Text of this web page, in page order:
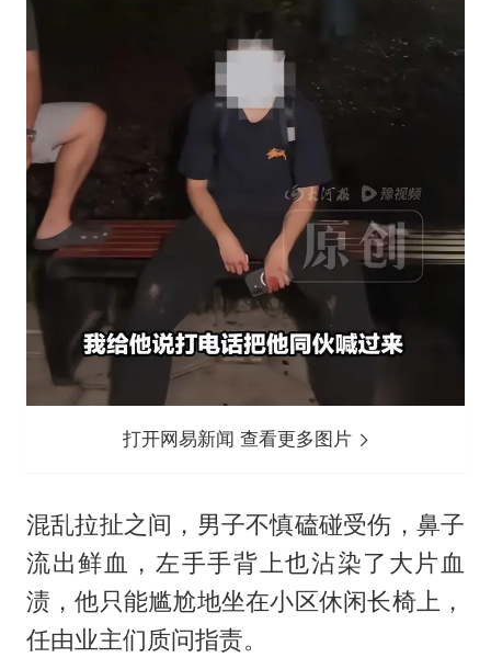
打开网易新闻 查看更多图片
混乱拉扯之间，男子不慎磕碰受伤，鼻子
流出鲜血，左手手背上也沾染了大片血
渍，他只能尴尬地坐在小区休闲长椅上，
任由业主们质问指责。